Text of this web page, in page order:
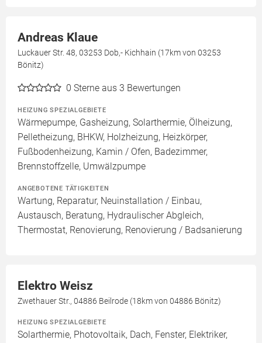
Andreas Klaue
Luckauer Str. 48, 03253 Dob,- Kichhain (17km von 03253
Bönitz)
0 Sterne aus 3 Bewertungen
HEIZUNG SPEZIALGEBIETE
Wärmepumpe, Gasheizung, Solarthermie, Ölheizung,
Pelletheizung, BHKW, Holzheizung, Heizkörper,
Fußbodenheizung, Kamin / Ofen, Badezimmer,
Brennstoffzelle, Umwälzpumpe
ANGEBOTENE TÄTIGKEITEN
Wartung, Reparatur, Neuinstallation / Einbau,
Austausch, Beratung, Hydraulischer Abgleich,
Thermostat, Renovierung, Renovierung / Badsanierung
Elektro Weisz
Zwethauer Str., 04886 Beilrode (18km von 04886 Bönitz)
HEIZUNG SPEZIALGEBIETE
Solarthermie, Photovoltaik, Dach, Fenster, Elektriker,